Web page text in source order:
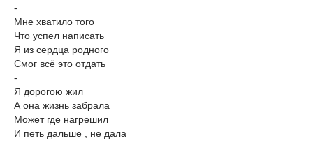
-
Мне хватило того
Что успел написать
Я из сердца родного
Смог всё это отдать
-
Я дорогою жил
А она жизнь забрала
Может где нагрешил
И петь дальше , не дала